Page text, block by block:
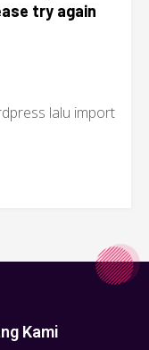
try again
lalu import
Kami